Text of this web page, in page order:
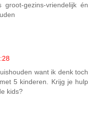
gezins-vriendelijk én
want ik denk toch
5 kinderen. Krijg je hulp
kids?